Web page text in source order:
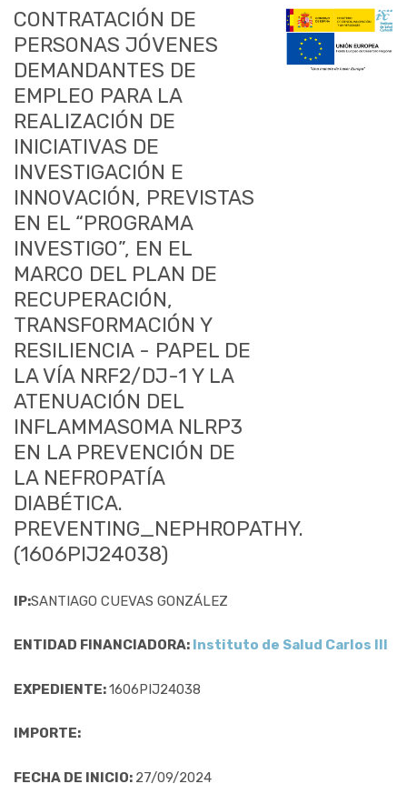
ACCESO PERSONAL
CONTRATACIÓN DE
PERSONAS JÓVENES
DEMANDANTES DE
EMPLEO PARA LA
REALIZACIÓN DE
INICIATIVAS DE
INVESTIGACIÓN E
INNOVACIÓN, PREVISTAS
EN EL “PROGRAMA
INVESTIGO”, EN EL
MARCO DEL PLAN DE
RECUPERACIÓN,
TRANSFORMACIÓN Y
RESILIENCIA - PAPEL DE
LA VÍA NRF2/DJ-1 Y LA
ATENUACIÓN DEL
INFLAMMASOMA NLRP3
EN LA PREVENCIÓN DE
LA NEFROPATÍA
DIABÉTICA.
PREVENTING_NEPHROPATHY.
(1606PIJ24038)
IP:SANTIAGO CUEVAS GONZÁLEZ
ENTIDAD FINANCIADORA: Instituto de Salud Carlos III
EXPEDIENTE:1606PIJ24038
IMPORTE:
FECHA DE INICIO: 27/09/2024